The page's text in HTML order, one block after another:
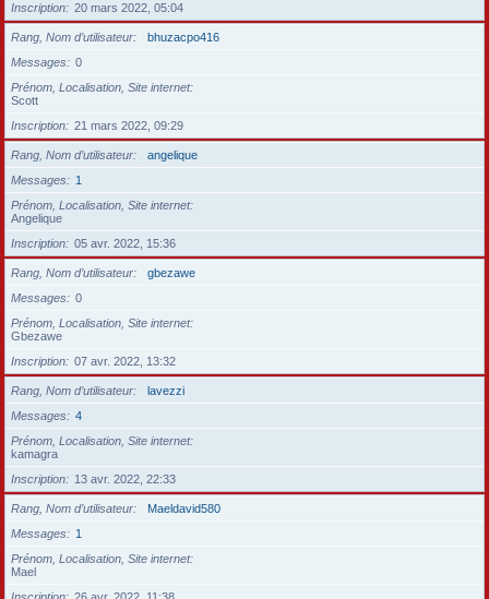
Inscription
20 mars 2022, 05:04
Rang, Nom d’utilisateur
bhuzacpo416
Messages
0
Prénom, Localisation, Site internet
Scott
Inscription
21 mars 2022, 09:29
Rang, Nom d’utilisateur
angelique
Messages
1
Prénom, Localisation, Site internet
Angelique
Inscription
05 avr. 2022, 15:36
Rang, Nom d’utilisateur
gbezawe
Messages
0
Prénom, Localisation, Site internet
Gbezawe
Inscription
07 avr. 2022, 13:32
Rang, Nom d’utilisateur
lavezzi
Messages
4
Prénom, Localisation, Site internet
kamagra
Inscription
13 avr. 2022, 22:33
Rang, Nom d’utilisateur
Maeldavid580
Messages
1
Prénom, Localisation, Site internet
Mael